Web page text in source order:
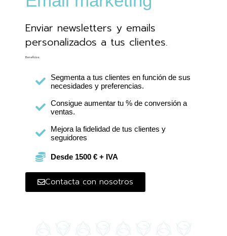
Enviar newsletters y emails
personalizados a tus clientes.
Beneficios:
Segmenta a tus clientes en función de sus
necesidades y preferencias.
Consigue aumentar tu % de conversión a
ventas.
Mejora la fidelidad de tus clientes y
seguidores
Desde 1500 € + IVA
Contacta con nosotros